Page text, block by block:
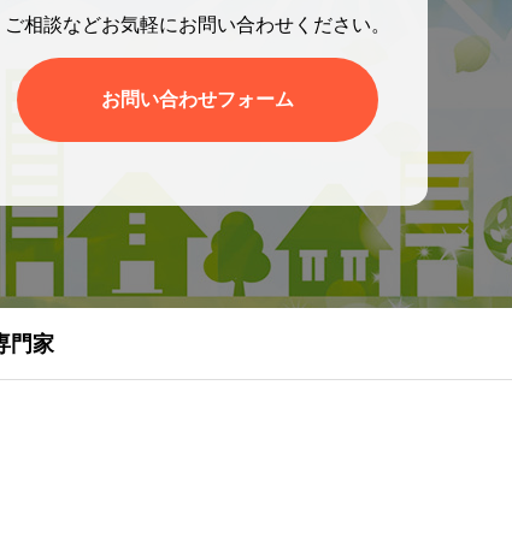
ご相談などお気軽にお問い合わせください。
お問い合わせフォーム
門家